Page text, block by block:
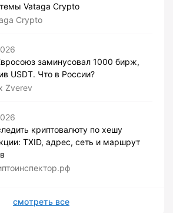
Vataga Crypto
Crypto
заминусовал 1000 бирж,
USDT. Что в России?
Zverev
криптовалюту по хешу
TXID, адрес, сеть и маршрут
смотреть все